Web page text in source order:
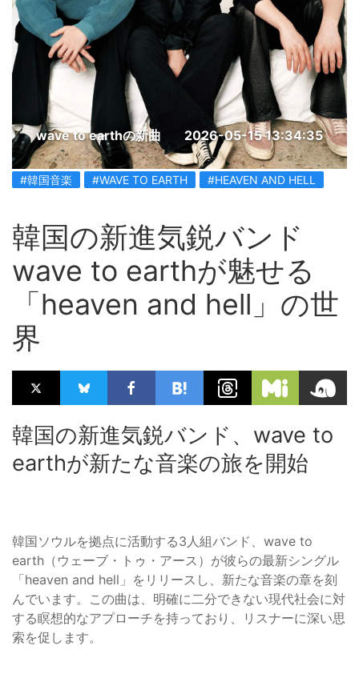
wave to earthの新曲 2026-05-15 13:34:35
#韓国音楽 #WAVE TO EARTH #HEAVEN AND HELL
韓国の新進気鋭バンド
wave to earthが魅せる
「heaven and hell」の世
界
韓国の新進気鋭バンド、wave to
earthが新たな音楽の旅を開始
韓国ソウルを拠点に活動する3人組バンド、wave to
earth（ウェーブ・トゥ・アース）が彼らの最新シングル
「heaven and hell」をリリースし、新たな音楽の章を刻
んでいます。この曲は、明確に二分できない現代社会に対
する瞑想的なアプローチを持っており、リスナーに深い思
索を促します。